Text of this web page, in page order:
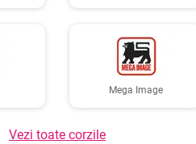
Mega Image
Vezi toate corzile